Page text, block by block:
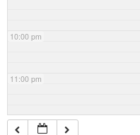
10:00 pm
11:00 pm